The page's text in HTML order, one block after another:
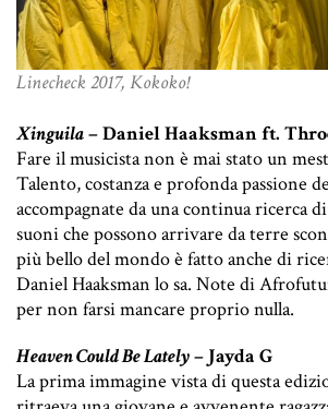
Linecheck 2017, Kokoko!
Xinguila– Daniel Haaksman ft.
Fare il musicista non è mai stato un
Talento, costanza e profonda passione
accompagnate da una continua ricerca
suoni che possono arrivare da terre
più bello del mondo è fatto anche di
Daniel Haaksman lo sa. Note di
per non farsi mancare proprio nulla.
Heaven Could Be Lately– Jayda G
La prima immagine vista di questa